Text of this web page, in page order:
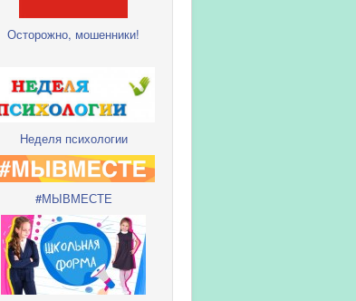
Осторожно, мошенники!
Неделя психологии
#МЫВМЕСТЕ